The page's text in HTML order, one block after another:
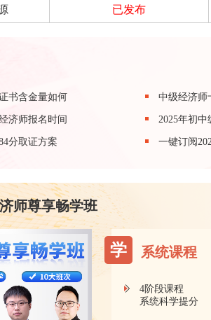
已发布
书含金量如何 中级经济师
济师报名时间 2025年初
分取证方案
一键订阅
师尊享畅学班
学 系统课程
4阶段课程
系统科学提分